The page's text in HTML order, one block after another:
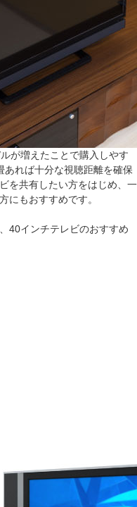
が増えたことで購入しやす
あれば十分な視聴距離を確保
を共有したい方をはじめ、一
にもおすすめです。
40インチテレビのおすすめ